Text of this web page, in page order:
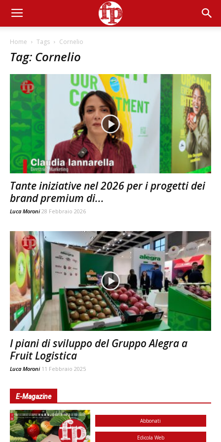
Home Tags Cornelio
Tag: Cornelio
Tante iniziative nel 2026 per i progetti dei
brand premium di...
Luca Moroni 28 Febbraio 2026
I piani di sviluppo del Gruppo Alegra a
Fruit Logistica
Luca Moroni 11 Febbraio 2025
E-Magazine
Abbonati
Edicola Web